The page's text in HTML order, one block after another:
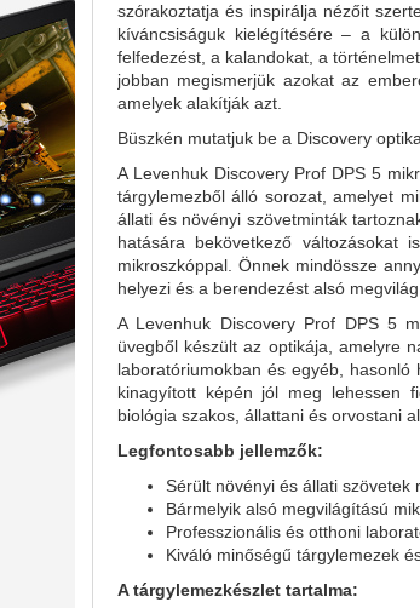
szórakoztatja és inspirálja nézőit
kíváncsiságuk kielégítésére – a
felfedezést, a kalandokat, a
jobban megismerjük azokat az
amelyek alakítják azt.
Büszkén mutatjuk be a Discovery
A Levenhuk Discovery Prof DPS 5
tárgylemezből álló sorozat, amelyet
állati és növényi szövetminták
hatására bekövetkező változásokat
mikroszkóppal. Önnek mindössze
helyezi és a berendezést alsó
A Levenhuk Discovery Prof DPS 5
üvegből készült az optikája, amelyre
laboratóriumokban és egyéb,
kinagyított képén jól meg lehessen
biológia szakos, állattani és orvostani
Legfontosabb jellemzők:
Sérült növényi és állati szövetek
Bármelyik alsó megvilágítású
Professzionális és otthoni
Kiváló minőségű tárgylemezek
A tárgylemezkészlet tartalma: